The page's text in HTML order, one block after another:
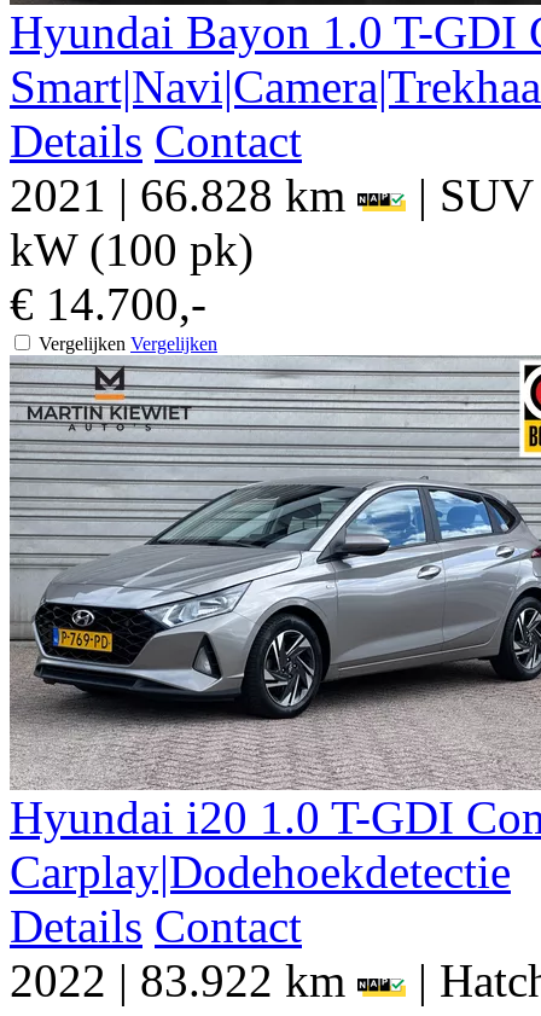
Hyundai Bayon 1.0 T-GDI
Details Contact
2021 | 66.828 km | SUV
kW (100 pk)
€ 14.700,-
Vergelijken Vergelijken
Hyundai i20 1.0 T-GDI
Carplay|Dodehoekdetectie
Details Contact
2022 | 83.922 km |